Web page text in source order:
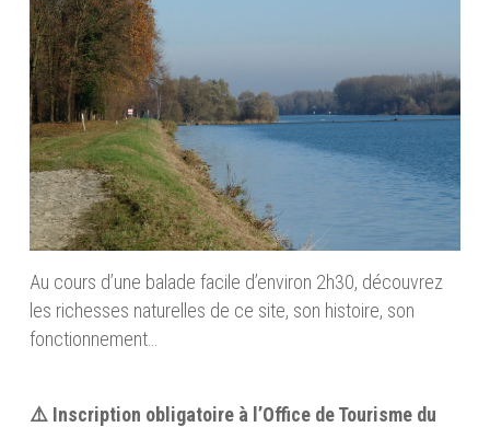
Au cours d’une balade facile d’environ 2h30, découvrez
les richesses naturelles de ce site, son histoire, son
fonctionnement…
⚠️ Inscription obligatoire à l’Office de Tourisme du